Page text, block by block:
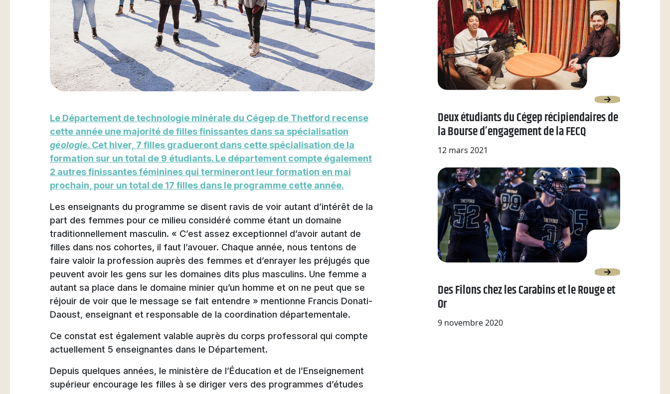
Natation
Badminton
Flag Football
Le Département de technologie minérale du Cégep de Thetford recense
cette année une majorité de filles finissantes dans sa spécialisation
géologie. Cet hiver, 7 filles gradueront dans cette spécialisation de la
formation sur un total de 9 étudiants. Le département compte également
2 autres finissantes féminines qui termineront leur formation en mai
prochain, pour un total de 17 filles dans le programme cette année.
Les enseignants du programme se disent ravis de voir autant d’intérêt de la
part des femmes pour ce milieu considéré comme étant un domaine
traditionnellement masculin. « C’est assez exceptionnel d’avoir autant de
filles dans nos cohortes, il faut l’avouer. Chaque année, nous tentons de
faire valoir la profession auprès des femmes et d’enrayer les préjugés que
peuvent avoir les gens sur les domaines dits plus masculins. Une femme a
autant sa place dans le domaine minier qu’un homme et on ne peut que se
réjouir de voir que le message se fait entendre » mentionne Francis Donati-
Daoust, enseignant et responsable de la coordination départementale.
Ce constat est également valable auprès du corps professoral qui compte
actuellement 5 enseignantes dans le Département.
Depuis quelques années, le ministère de l’Éducation et de l’Enseignement
supérieur encourage les filles à se diriger vers des programmes d’études
Deux étudiants du Cégep récipiendaires de
la Bourse d’engagement de la FECQ
12 mars 2021
Des Filons chez les Carabins et le Rouge et
Or
9 novembre 2020